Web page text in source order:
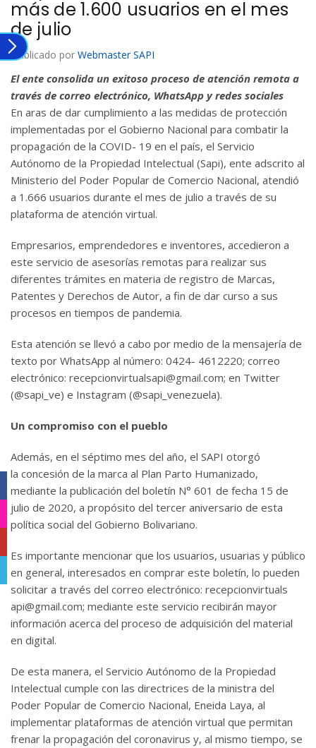
más de 1.600 usuarios en el mes
de julio
Publicado por Webmaster SAPI
El ente consolida un exitoso proceso de atención remota a
través de correo electrónico, WhatsApp y redes sociales
En aras de dar cumplimiento a las medidas de protección
implementadas por el Gobierno Nacional para combatir la
propagación de la COVID- 19 en el país, el Servicio
Autónomo de la Propiedad Intelectual (Sapi), ente adscrito al
Ministerio del Poder Popular de Comercio Nacional, atendió
a 1.666 usuarios durante el mes de julio a través de su
plataforma de atención virtual.
Empresarios, emprendedores e inventores, accedieron a
este servicio de asesorías remotas para realizar sus
diferentes trámites en materia de registro de Marcas,
Patentes y Derechos de Autor, a fin de dar curso a sus
procesos en tiempos de pandemia.
Esta atención se llevó a cabo por medio de la mensajería de
texto por WhatsApp al número: 0424- 4612220; correo
electrónico: recepcionvirtualsapi@gmail.com; en Twitter
(@sapi_ve) e Instagram (@sapi_venezuela).
Un compromiso con el pueblo
Además, en el séptimo mes del año, el SAPI otorgó
la concesión de la marca al Plan Parto Humanizado,
mediante la publicación del boletín N° 601 de fecha 15 de
julio de 2020, a propósito del tercer aniversario de esta
política social del Gobierno Bolivariano.
Es importante mencionar que los usuarios, usuarias y público
en general, interesados en comprar este boletín, lo pueden
solicitar a través del correo electrónico: recepcionvirtuals
api@gmail.com; mediante este servicio recibirán mayor
información acerca del proceso de adquisición del material
en digital.
De esta manera, el Servicio Autónomo de la Propiedad
Intelectual cumple con las directrices de la ministra del
Poder Popular de Comercio Nacional, Eneida Laya, al
implementar plataformas de atención virtual que permitan
frenar la propagación del coronavirus y, al mismo tiempo, se
Facebook
Instagram
Telegram